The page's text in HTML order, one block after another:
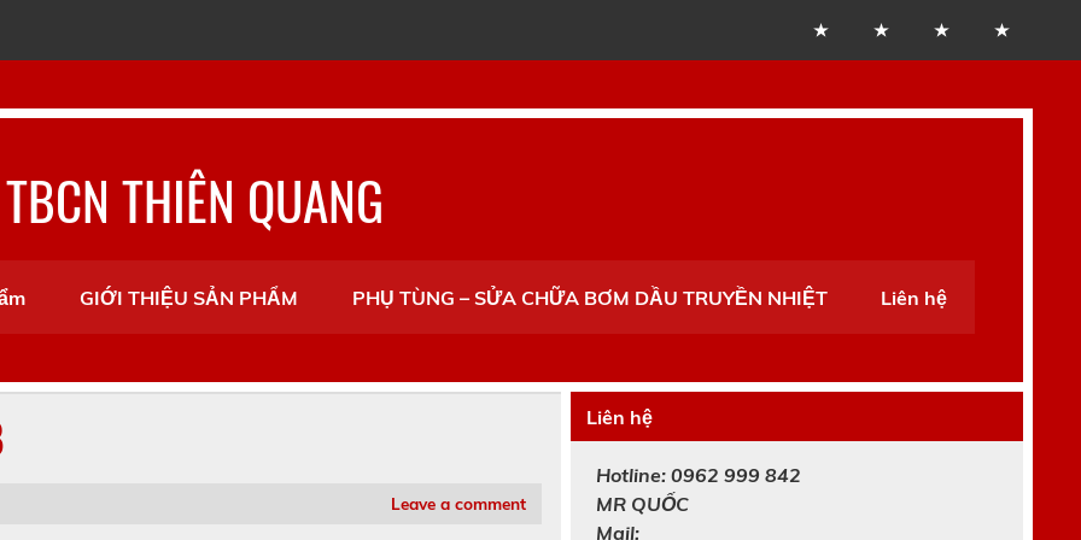
THIÊN QUANG
GIỚI THIỆU SẢN PHẨM PHỤ TÙNG – SỬA CHỮA BƠM DẦU TRUYỀN NHIỆT Liên hệ
Leave a comment
Liên hệ
Hotline: 0962 999 842
MR QUỐC
Mail: